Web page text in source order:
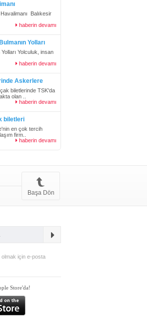
Balıkesir
haberin devamı
Yolları
Yolculuk, insan
haberin devamı
Askerlere
biletlerinde TSK'da
olan ..
haberin devamı
biletleri
en çok tercih
firm..
haberin devamı
Başa Dön
olmak için e-posta
Store'da!